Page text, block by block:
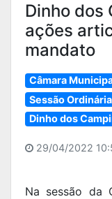
Dinho dos
ações
mandato
Câmara
Sessão Ordinária
Dinho dos
29/04/2022
Na sessão da